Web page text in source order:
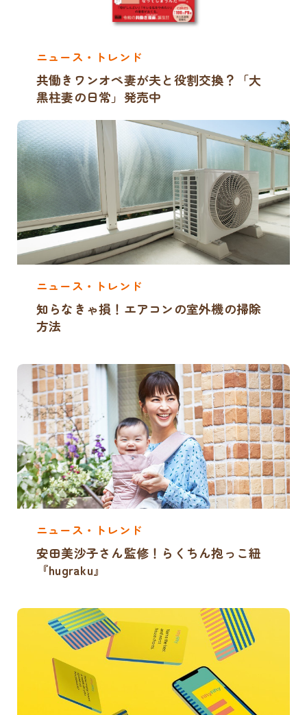
ニュース・トレンド
共働きワンオペ妻が夫と役割交換？「大
黒柱妻の日常」発売中
ニュース・トレンド
知らなきゃ損！エアコンの室外機の掃除
方法
ニュース・トレンド
安田美沙子さん監修！らくちん抱っこ紐
『hugraku』